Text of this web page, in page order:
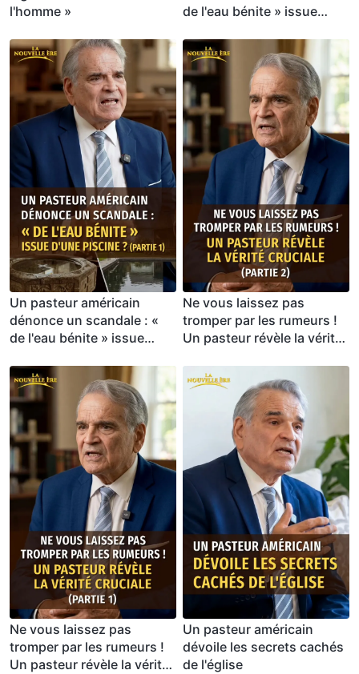
l'homme »
de l'eau bénite » issue
Un pasteur américain
dénonce un scandale : «
de l'eau bénite » issue
Ne vous laissez pas
tromper par les rumeurs !
Un pasteur révèle la vérité
Ne vous laissez pas
tromper par les rumeurs !
Un pasteur révèle la vérité
Un pasteur américain
dévoile les secrets cachés
de l'église